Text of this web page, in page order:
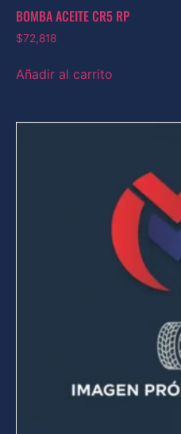
BOMBA ACEITE CR5 RP
$72,818
Añadir al carrito